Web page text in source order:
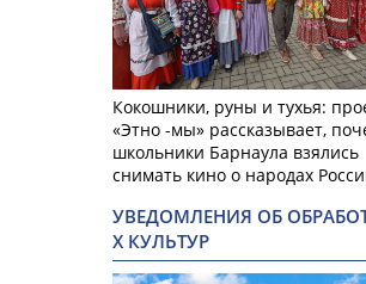
Кокошники, руны и тухья:
«Этно -мы» рассказывает,
школьники Барнаула взялись
снимать кино о народах
УВЕДОМЛЕНИЯ ОБ
Х КУЛЬТУР